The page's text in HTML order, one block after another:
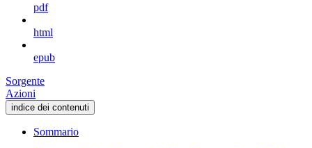
pdf
html
epub
Sorgente
Azioni
indice dei contenuti
Sommario